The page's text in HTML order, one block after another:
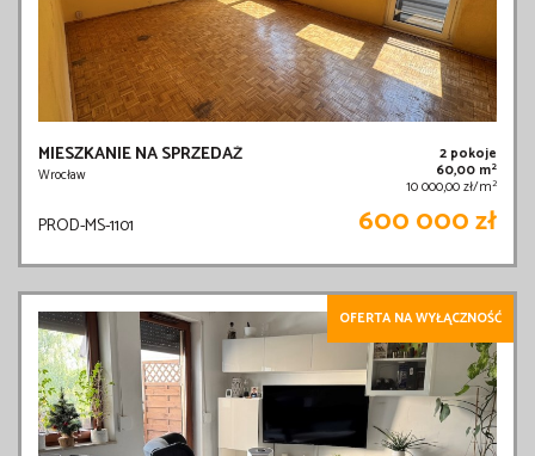
MIESZKANIE NA SPRZEDAŻ
Wrocław
2 pokoje
60,00 m2
10 000,00 zł/m2
PROD-MS-1101 600 000 zł
OFERTA NA WYŁĄCZNOŚĆ